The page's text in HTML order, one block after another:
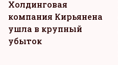
Холдинговая
компания Кирьянена
ушла в крупный
убыток